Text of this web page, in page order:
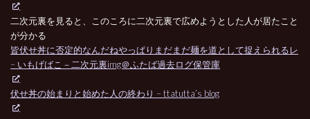
二次元裏を見ると、このころに二次元裏で広めようとした人が居たこと
が分かる
皆伏せ丼に否定的なんだねやっぱりまだまだ麺を道として捉えられるレ
– いもげばこ－二次元裏img＠ふたば過去ログ保管庫
伏せ丼の始まりと始めた人の終わり – ttatutta’s blog